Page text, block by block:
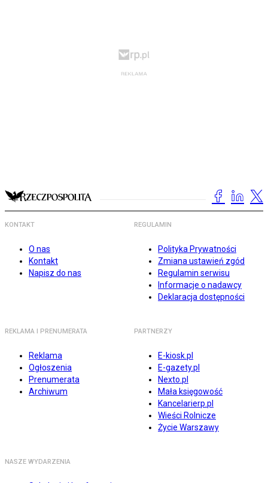
KONTAKT
O nas
Kontakt
Napisz do nas
REGULAMIN
Polityka Prywatności
Zmiana ustawień zgód
Regulamin serwisu
Informacje o nadawcy
Deklaracja dostępności
REKLAMA I PRENUMERATA
Reklama
Ogłoszenia
Prenumerata
Archiwum
PARTNERZY
E-kiosk.pl
E-gazety.pl
Nexto.pl
Mała księgowość
Kancelarierp.pl
Wieści Rolnicze
Życie Warszawy
NASZE WYDARZENIA